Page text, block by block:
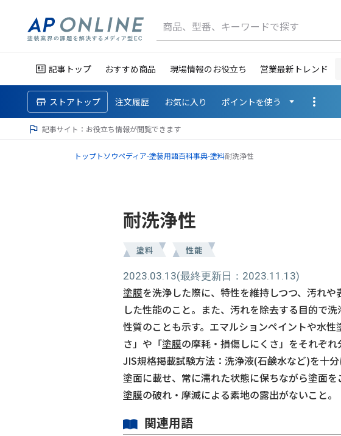
商品、型番、キーワードで探す
記事トップ おすすめ商品 現場情報のお役立ち 営業最新トレンド
ストアトップ 注文履歴 お気に入り ポイントを使う
記事サイト：お役立ち情報が閲覧できます
トップトソウペディア-塗装用語百科事典-塗料耐洗浄性
耐洗浄性
塗料 性能
2023.03.13(最終更新日：2023.11.13)
塗膜を洗浄した際に、特性を維持しつつ、汚れ
した性能のこと。また、汚れを除去する目的で洗
性質のことも示す。エマルションペイントや水
さ」や「塗膜の摩耗・損傷しにくさ」をそれぞれ
JIS規格掲載試験方法：洗浄液(石鹸水など)を十
塗面に載せ、常に濡れた状態に保ちながら塗面を
塗膜の破れ・摩滅による素地の露出がないこと。
関連用語